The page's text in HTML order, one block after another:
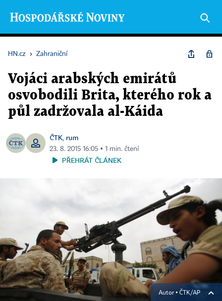
HN.cz › Zahraniční
Vojáci arabských emirátů
osvobodili Brita, kterého rok a
půl zadržovala al-Káida
ČTK, rum
23. 8. 2015 16:05 ▪ 1 min. čtení
PŘEHRÁT ČLÁNEK
Autor ▪ ČTK/AP